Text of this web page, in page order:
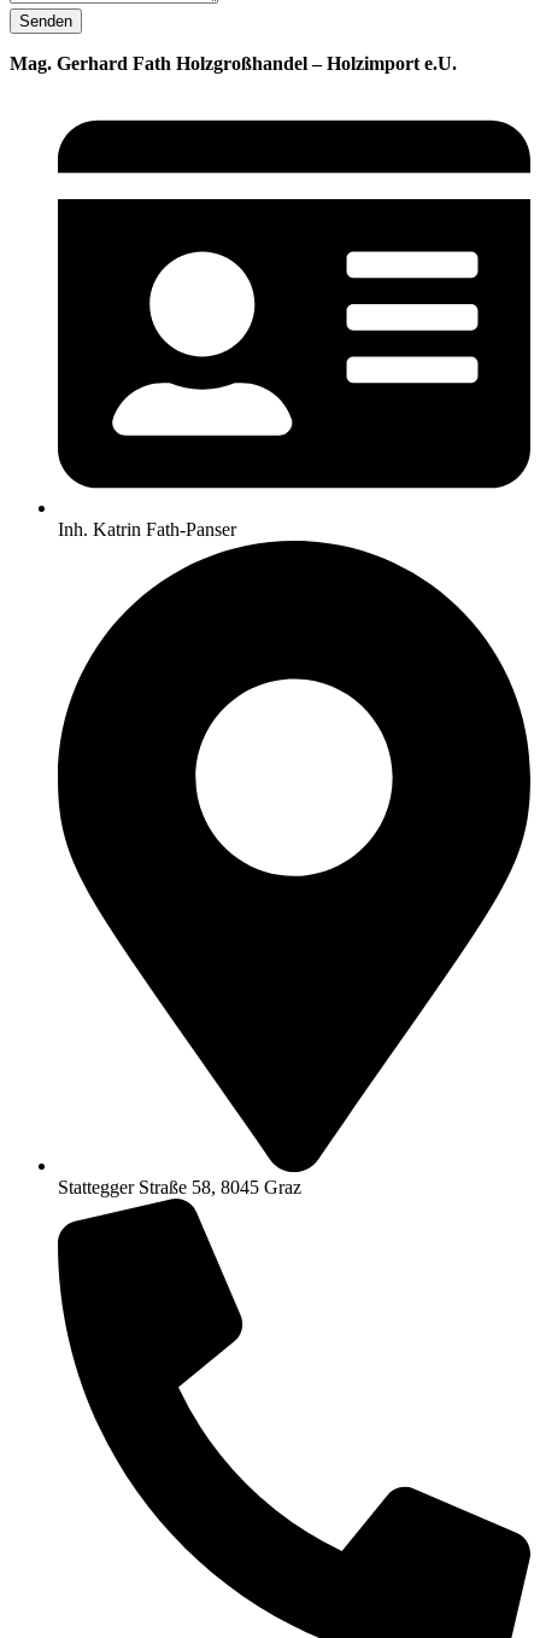
Senden
Mag. Gerhard Fath Holzgroßhandel –Holzimport e.U.
Inh. Katrin Fath-Panser
Stattegger Straße 58, 8045 Graz